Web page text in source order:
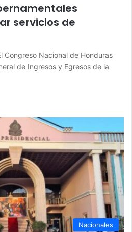
servicios de
Congreso Nacional de Honduras
de Ingresos y Egresos de la
Nacionales